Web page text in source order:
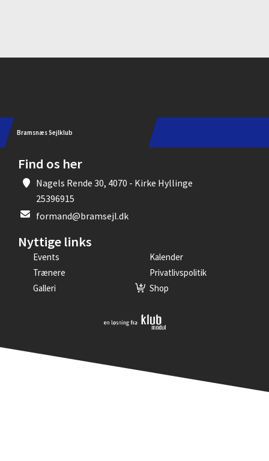
Bramsnæs Sejlklub
Find os her
Nagels Rende 30, 4070 - Kirke Hyllinge
25396915
formand@bramsejl.dk
Nyttige links
Events
Kalender
Trænere
Privatlivspolitik
Galleri
Shop